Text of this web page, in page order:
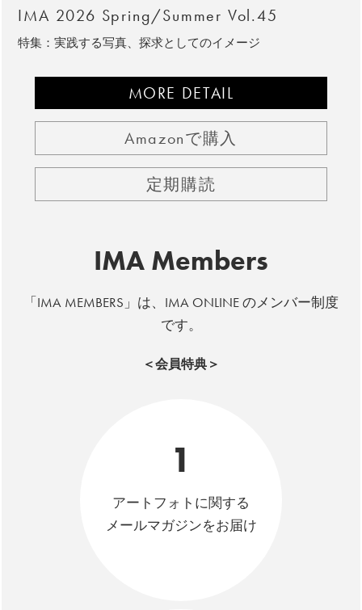
IMA 2026 Spring/Summer Vol.45
特集：実践する写真、探求としてのイメージ
MORE DETAIL
Amazonで購入
定期購読
IMA Members
「IMA MEMBERS」は、IMA ONLINE のメンバー制度
です。
＜会員特典＞
1
アートフォトに関する
メールマガジンをお届け